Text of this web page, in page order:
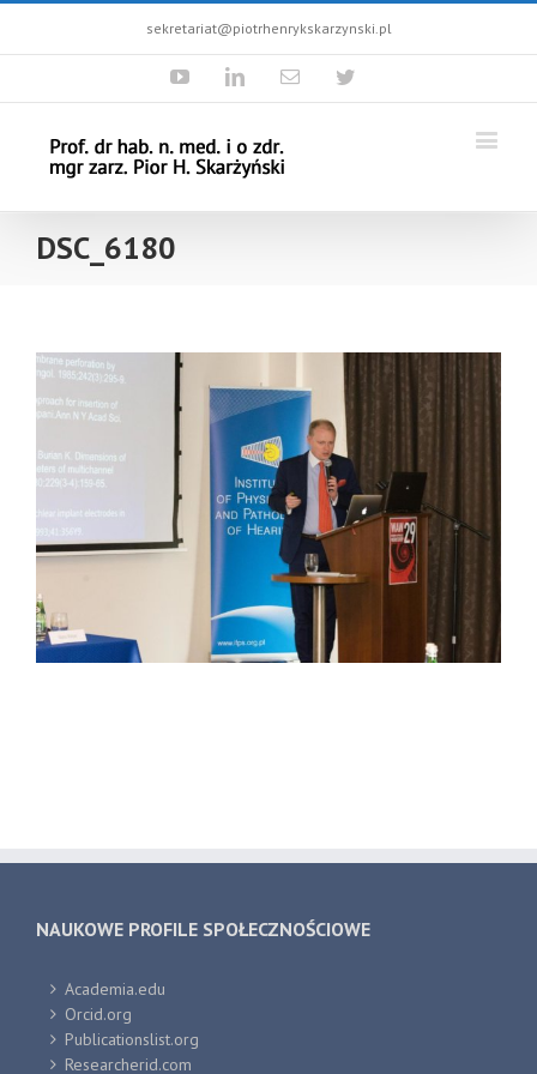
sekretariat@piotrhenrykskarzynski.pl
YoutubeLinkedinEmail Twitter
DSC_6180
NAUKOWE PROFILE SPOŁECZNOŚCIOWE
Academia.edu
Orcid.org
Publicationslist.org
Researcherid.com